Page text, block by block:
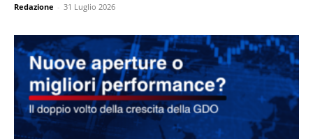
Redazione - 31 Luglio 2026